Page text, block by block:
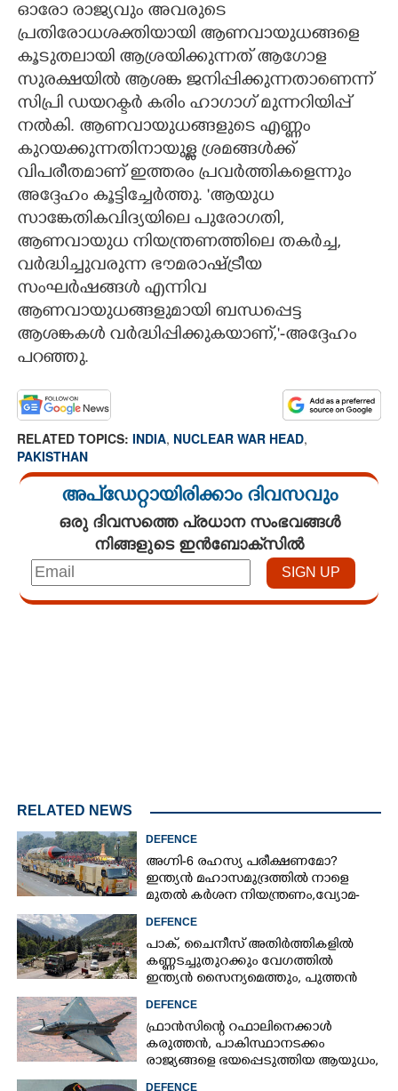
ഓരോ രാജ്യവും അവരുടെ
പ്രതിരോധശക്തിയായി ആണവായുധങ്ങളെ
കൂടുതലായി ആശ്രയിക്കുന്നത് ആഗോള
സുരക്ഷയിൽ ആശങ്ക ജനിപ്പിക്കുന്നതാണെന്ന്
സിപ്രി ഡയറക്ടർ കരിം ഹാഗാഗ് മുന്നറിയിപ്പ്
നൽകി. ആണവായുധങ്ങളുടെ എണ്ണം
കുറയക്കുന്നതിനായുള്ള ശ്രമങ്ങൾക്ക്
വിപരീതമാണ് ഇത്തരം പ്രവർത്തികളെന്നും
അദ്ദേഹം കൂട്ടിച്ചേർത്തു. "ആയുധ
സാങ്കേതികവിദ്യയിലെ പുരോഗതി,
ആണവായുധ നിയന്ത്രണത്തിലെ തകർച്ച,
വർദ്ധിച്ചുവരുന്ന ഭൗമരാഷ്ട്രീയ
സംഘർഷങ്ങൾ എന്നിവ
ആണവായുധങ്ങളുമായി ബന്ധപ്പെട്ട
ആശങ്കകൾ വർദ്ധിപ്പിക്കുകയാണ്,"-അദ്ദേഹം
പറഞ്ഞു.
RELATED TOPICS: INDIA, NUCLEAR WAR HEAD,
PAKISTHAN
അപ്ഡേറ്റായിരിക്കാം ദിവസവും
ഒരു ദിവസത്തെ പ്രധാന സംഭവങ്ങൾ
നിങ്ങളുടെ ഇൻബോക്സിൽ
RELATED NEWS
DEFENCE
അഗ്നി-6 രഹസ്യ പരീക്ഷണമോ?
ഇന്ത്യൻ മഹാസമുദ്രത്തിൽ നാളെ
മുതൽ കർശന നിയന്ത്രണം,വ്യോമ-
DEFENCE
പാക്, ചൈനീസ് അതിർത്തികളിൽ
കണ്ണടച്ചുതുറക്കും വേഗത്തിൽ
ഇന്ത്യൻ സൈന്യമെത്തും, പുത്തൻ
DEFENCE
ഫ്രാൻസിന്റെ റഫാലിനെക്കാൾ
കരുത്തൻ,​ പാകിസ്ഥാനടക്കം
രാജ്യങ്ങളെ ഭയപ്പെടുത്തിയ ആയുധം,​
DEFENCE